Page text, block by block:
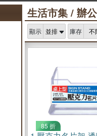
生活市集 / 辦
顯示 庫存
85 折